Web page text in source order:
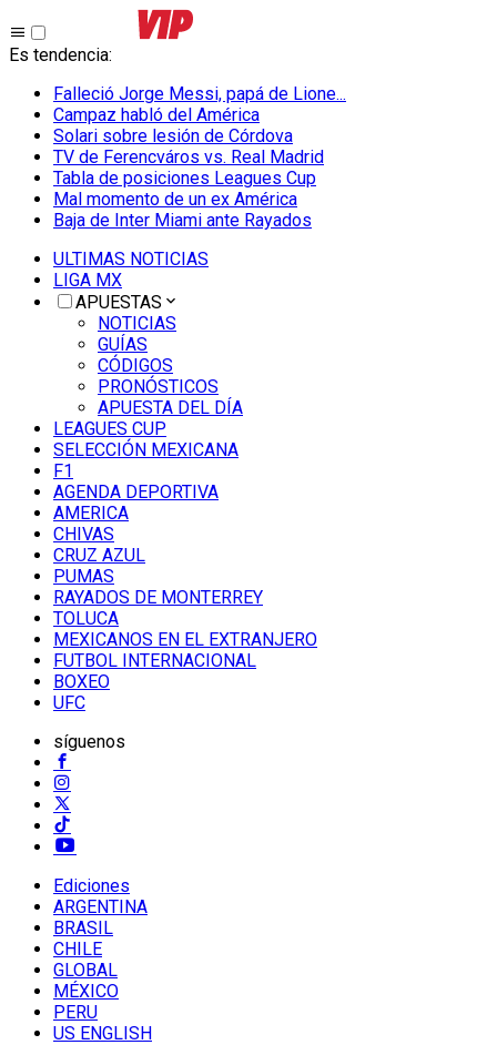
Es tendencia:
Falleció Jorge Messi, papá de Lione...
Campaz habló del América
Solari sobre lesión de Córdova
TV de Ferencváros vs. Real Madrid
Tabla de posiciones Leagues Cup
Mal momento de un ex América
Baja de Inter Miami ante Rayados
ULTIMAS NOTICIAS
LIGA MX
APUESTAS
NOTICIAS
GUÍAS
CÓDIGOS
PRONÓSTICOS
APUESTA DEL DÍA
LEAGUES CUP
SELECCIÓN MEXICANA
F1
AGENDA DEPORTIVA
AMERICA
CHIVAS
CRUZ AZUL
PUMAS
RAYADOS DE MONTERREY
TOLUCA
MEXICANOS EN EL EXTRANJERO
FUTBOL INTERNACIONAL
BOXEO
UFC
síguenos
Ediciones
ARGENTINA
BRASIL
CHILE
GLOBAL
MÉXICO
PERU
US ENGLISH